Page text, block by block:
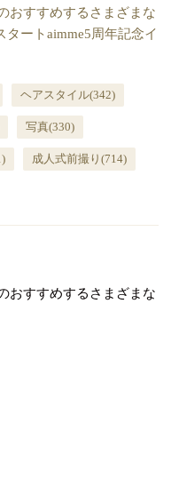
おすすめするさまざまな
ートaimme5周年記念イ
ヘアスタイル(342)
写真(330)
成人式前撮り (714)
おすすめするさまざまな